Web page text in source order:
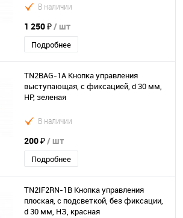
В наличии
1 250 ₽/ шт
Подробнее
TN2BAG-1A Кнопка управления
выступающая, с фиксацией, d 30 мм,
НР, зеленая
В наличии
200 ₽/ шт
Подробнее
TN2IF2RN-1B Кнопка управления
плоская, с подсветкой, без фиксации,
d 30 мм, НЗ, красная